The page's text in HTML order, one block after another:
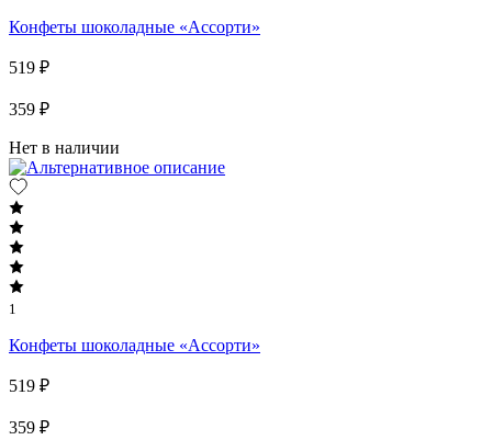
Конфеты шоколадные «Ассорти»
519 ₽
359 ₽
Нет в наличии
1
Конфеты шоколадные «Ассорти»
519 ₽
359 ₽